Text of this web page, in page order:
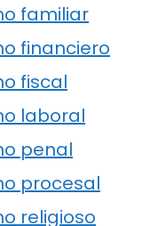
familiar
financiero
fiscal
laboral
penal
procesal
religioso